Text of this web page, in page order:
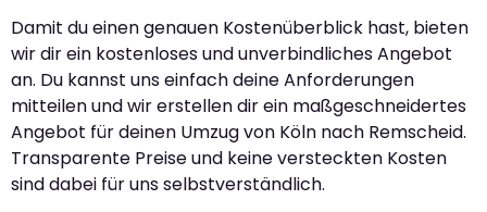
Damit du einen genauen Kostenüberblick hast, bieten
wir dir ein kostenloses und unverbindliches Angebot
an. Du kannst uns einfach deine Anforderungen
mitteilen und wir erstellen dir ein maßgeschneidertes
Angebot für deinen Umzug von Köln nach Remscheid.
Transparente Preise und keine versteckten Kosten
sind dabei für uns selbstverständlich.